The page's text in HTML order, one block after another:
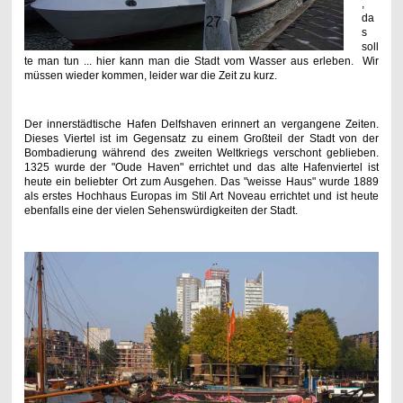
,
da
s
soll
te man tun ... hier kann man die Stadt vom Wasser aus erleben. Wir
müssen wieder kommen, leider war die Zeit zu kurz.
Der innerstädtische Hafen Delfshaven erinnert an vergangene Zeiten.
Dieses Viertel ist im Gegensatz zu einem Großteil der Stadt von der
Bombadierung während des zweiten Weltkriegs verschont geblieben.
1325 wurde der "Oude Haven" errichtet und das alte Hafenviertel ist
heute ein beliebter Ort zum Ausgehen. Das "weisse Haus" wurde 1889
als erstes Hochhaus Europas im Stil Art Noveau errichtet und ist heute
ebenfalls eine der vielen Sehenswürdigkeiten der Stadt.